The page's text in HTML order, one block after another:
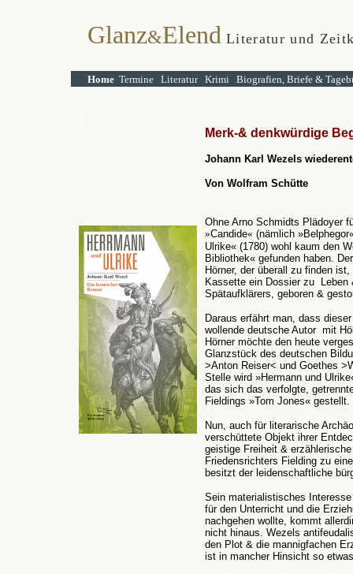
Glanz&Elend Literatur und
Home Termine Literatur Krimi Biografien, Briefe &
Merk-& denkwürdige
Johann Karl Wezels
Von Wolfram Schütte
Ohne Arno Schmidts Plädoyer
»Candide« (nämlich
Ulrike« (1780) wohl kaum den
Bibliothek« gefunden haben.
Hörner, der überall zu finden
Kassette ein Dossier zu Leben
Spätaufklärers, geboren &
Daraus erfährt man, dass
wollende deutsche Autor mit
Hörner möchte den heute
Glanzstück des deutschen
>Anton Reiser< und Goethes
Stelle wird »Hermann und
das sich das verfolgte,
Fieldings »Tom Jones« gestellt.
Nun, auch für literarische
verschüttete Objekt ihrer
geistige Freiheit &
Friedensrichters Fielding zu
besitzt der leidenschaftliche
Sein materialistisches
für den Unterricht und die
nachgehen wollte, kommt
nicht hinaus. Wezels
den Plot & die mannigfachen
ist in mancher Hinsicht so